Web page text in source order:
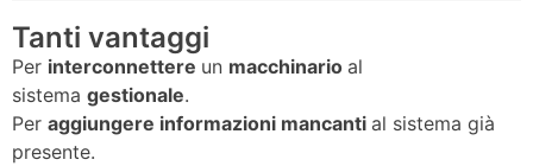
Tanti vantaggi
Per interconnettere un macchinario al
sistema gestionale.
Per aggiungere informazioni mancanti al sistema già
presente.